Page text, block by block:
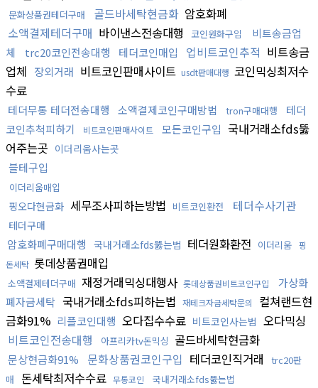
문화상품권테더구매 골드바세탁현금화 암호화폐
소액결제테더구매 바이낸스전송대행 코인원화구입
비트송금업
체
trc20코인전송대행 테더코인매입 업비트코인추적 비트송금
업체 장외거래 비트코인판매사이트 usdt판매대행 코인믹싱최저수
수료
테더무통 테더전송대행 소액결제코인구매방법 tron구매대행
테더
코인추척피하기
비트코인판매사이트 모든코인구입 국내거래소fds뚫
어주는곳 이더리움사는곳
블테구입
이더리움매입
핑오다현금화 세무조사피하는방법 비트코인환전 테더수사기관
테더구매
암호화폐구매대행 국내거래소fds뚫는법 테더원화환전 이더리움 핑
돈세탁 롯데상품권매입
소액결제테더구매 재정거래믹싱대행사 롯데상품권비트코인구입
가상화
폐자금세탁 국내거래소fds피하는법 재테크자금세탁문의
컬쳐랜드현
금화91% 리플코인대행 오다집수수료 비트코인사는법 오다믹싱
비트코인전송대행
아프리카tv돈믹싱 골드바세탁현금화
문상현금화91% 문화상품권코인구입 테더코인직거래
trc20판
매
돈세탁최저수수료 무통코인 국내거래소fds뚫는법